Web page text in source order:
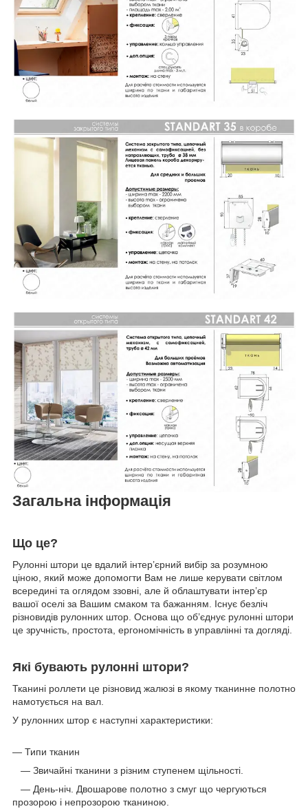
Загальна інформація
Що це?
Рулонні штори це вдалий інтер’єрний вибір за розумною
ціною, який може допомогти Вам не лише керувати світлом
всередині та оглядом ззовні, але й облаштувати інтер’єр
вашої оселі за Вашим смаком та бажанням. Існує безліч
різновидів рулонних штор. Основа що об’єднує рулонні штори
це зручність, простота, ергономічність в управлінні та догляді.
Які бувають рулонні штори?
Тканині роллети це різновид жалюзі в якому тканинне полотно
намотується на вал.
У рулонних штор є наступні характеристики:
— Типи тканин
— Звичайні тканини з різним ступенем щільності.
— День-ніч. Двошарове полотно з смуг що чергуються
прозорою і непрозорою тканиною.